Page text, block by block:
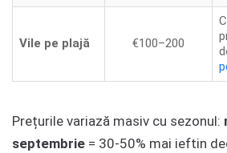
Vile pe plajă €100–200
Prețurile variază masiv cu sezonul:
septembrie = 30-50% mai ieftin